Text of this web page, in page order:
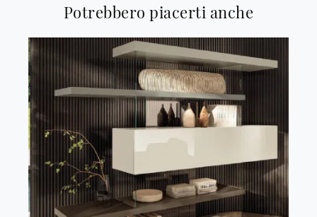
Potrebbero piacerti anche